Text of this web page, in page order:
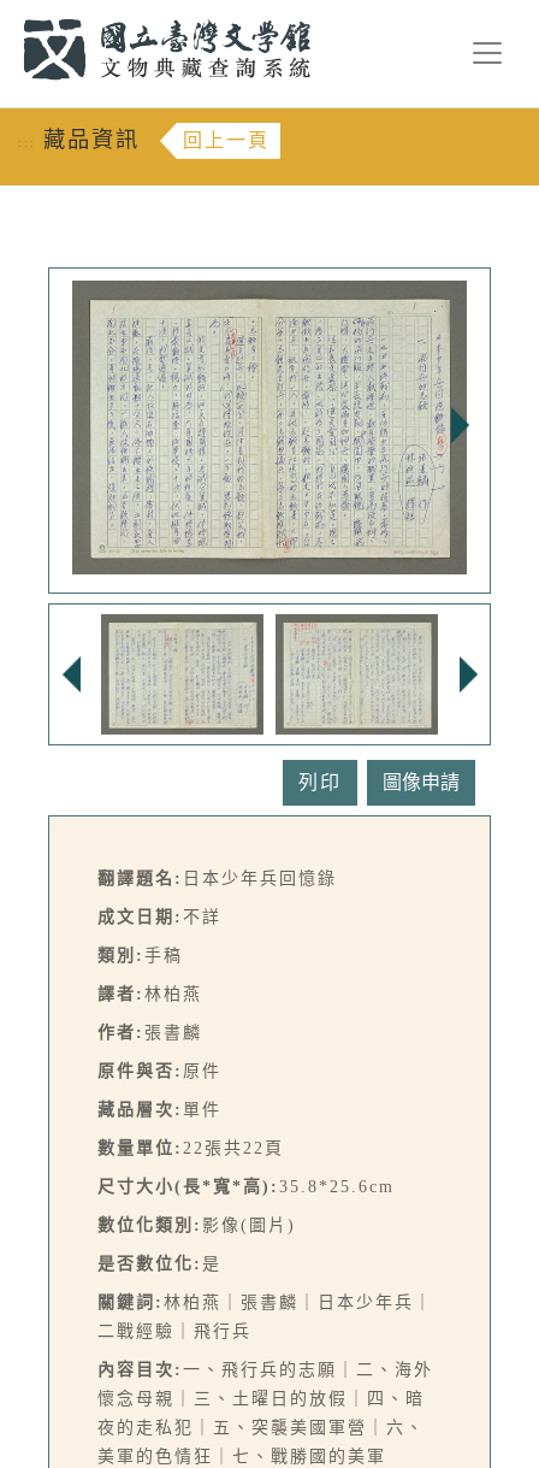
::: 藏品資訊 回上一頁
列印
翻譯題名: 日本少年兵回憶錄
成文日期: 不詳
類別: 手稿
譯者: 林柏燕
作者: 張書麟
原件與否: 原件
藏品層次: 單件
數量單位: 22張共22頁
尺寸大小(長*寬*高): 35.8*25.6cm
數位化類別: 影像(圖片)
是否數位化: 是
關鍵詞: 林柏燕｜張書麟｜日本少年兵｜
二戰經驗｜飛行兵
內容目次: 一、飛行兵的志願｜二、海外
懷念母親｜三、土曜日的放假｜四、暗
夜的走私犯｜五、突襲美國軍營｜六、
美軍的色情狂｜七、戰勝國的美軍